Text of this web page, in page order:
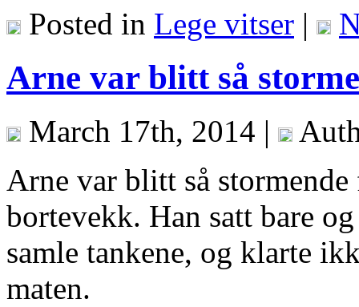
Posted in Lege vitser |
Arne var blitt så
March 17th, 2014 |
Arne var blitt så
bortevekk. Han satt bare
samle tankene, og klarte
maten.